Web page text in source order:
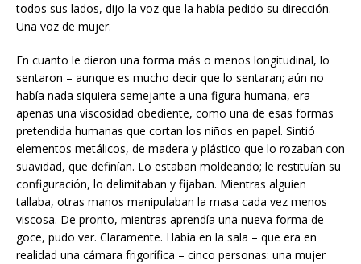
todos sus lados, dijo la voz que la había pedido su dirección.
Una voz de mujer.
En cuanto le dieron una forma más o menos longitudinal, lo
sentaron – aunque es mucho decir que lo sentaran; aún no
había nada siquiera semejante a una figura humana, era
apenas una viscosidad obediente, como una de esas formas
pretendida humanas que cortan los niños en papel. Sintió
elementos metálicos, de madera y plástico que lo rozaban con
suavidad, que definían. Lo estaban moldeando; le restituían su
configuración, lo delimitaban y fijaban. Mientras alguien
tallaba, otras manos manipulaban la masa cada vez menos
viscosa. De pronto, mientras aprendía una nueva forma de
goce, pudo ver. Claramente. Había en la sala – que era en
realidad una cámara frigorífica – cinco personas: una mujer